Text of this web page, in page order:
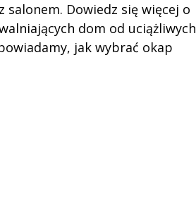
salonem. Dowiedz się więcej o
dom od uciążliwych
jak wybrać okap